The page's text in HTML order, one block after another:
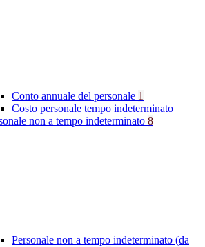
Conto annuale del personale 1
Costo personale tempo indeterminato
non a tempo indeterminato 8
Personale non a tempo indeterminato (da